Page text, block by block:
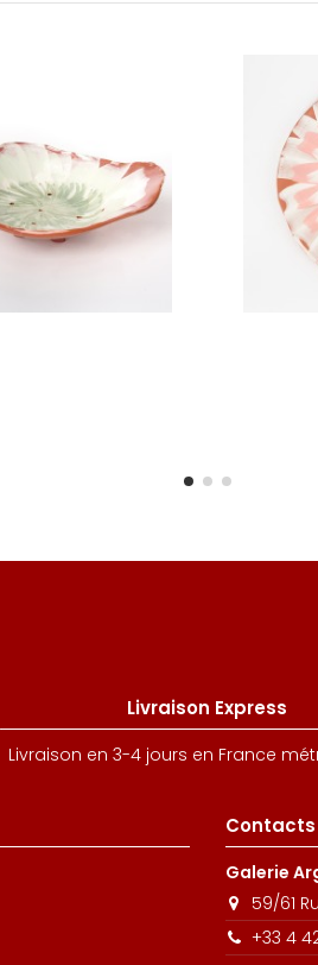
Livraison Express
Livraison en 3-4 jours en France
Contacts
Galerie
59/61
+33 4